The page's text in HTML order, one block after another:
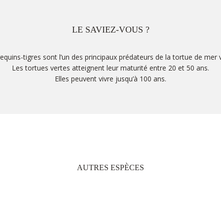
LE SAVIEZ-VOUS ?
tigres sont l’un des principaux prédateurs de la tortue de mer
Les tortues vertes atteignent leur maturité entre 20 et 50 ans.
Elles peuvent vivre jusqu’à 100 ans.
AUTRES ESPÈCES